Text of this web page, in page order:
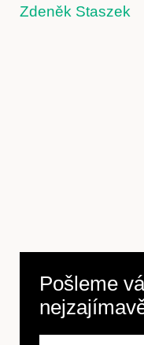
Zdeněk Staszek
Pošleme